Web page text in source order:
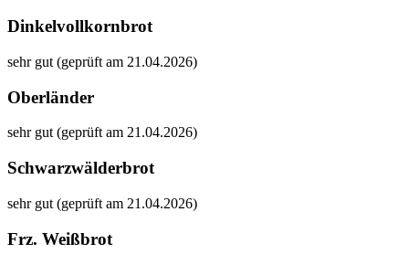
Dinkelvollkornbrot
sehr gut (geprüft am 21.04.2026)
Oberländer
sehr gut (geprüft am 21.04.2026)
Schwarzwälderbrot
sehr gut (geprüft am 21.04.2026)
Frz. Weißbrot